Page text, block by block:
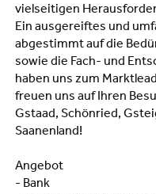
vielseitigen
Ein ausgereiftes und
abgestimmt auf die
sowie die Fach- und
haben uns zum
freuen uns auf Ihren
Gstaad, Schönried,
Saanenland!
Angebot
- Bank